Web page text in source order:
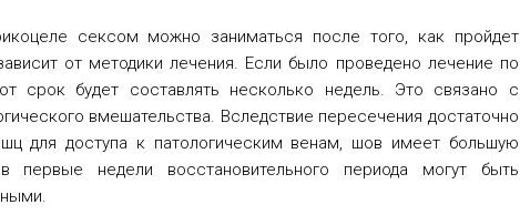
сексом можно заниматься после того, как пройдет
от методики лечения. Если было проведено лечение по
срок будет составлять несколько недель. Это связано с
вмешательства. Вследствие пересечения достаточно
для доступа к патологическим венам, шов имеет большую
первые недели восстановительного периода могут быть